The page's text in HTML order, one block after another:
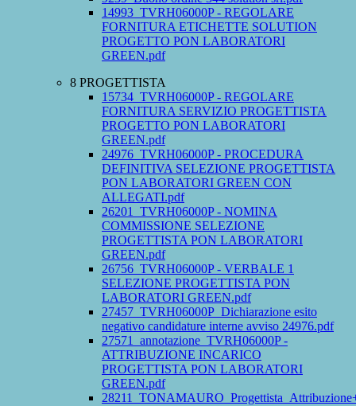
14993_TVRH06000P - REGOLARE
FORNITURA ETICHETTE SOLUTION
PROGETTO PON LABORATORI
GREEN.pdf
8 PROGETTISTA
15734_TVRH06000P - REGOLARE
FORNITURA SERVIZIO PROGETTISTA
PROGETTO PON LABORATORI
GREEN.pdf
24976_TVRH06000P - PROCEDURA
DEFINITIVA SELEZIONE PROGETTISTA
PON LABORATORI GREEN CON
ALLEGATI.pdf
26201_TVRH06000P - NOMINA
COMMISSIONE SELEZIONE
PROGETTISTA PON LABORATORI
GREEN.pdf
26756_TVRH06000P - VERBALE 1
SELEZIONE PROGETTISTA PON
LABORATORI GREEN.pdf
27457_TVRH06000P_Dichiarazione esito
negativo candidature interne avviso 24976.pdf
27571_annotazione_TVRH06000P -
ATTRIBUZIONE INCARICO
PROGETTISTA PON LABORATORI
GREEN.pdf